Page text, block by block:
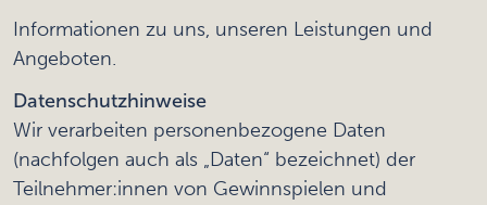
Informationen zu uns, unseren Leistungen und
Angeboten.
Datenschutzhinweise
Wir verarbeiten personenbezogene Daten
(nachfolgen auch als „Daten“ bezeichnet) der
Teilnehmer:innen von Gewinnspielen und